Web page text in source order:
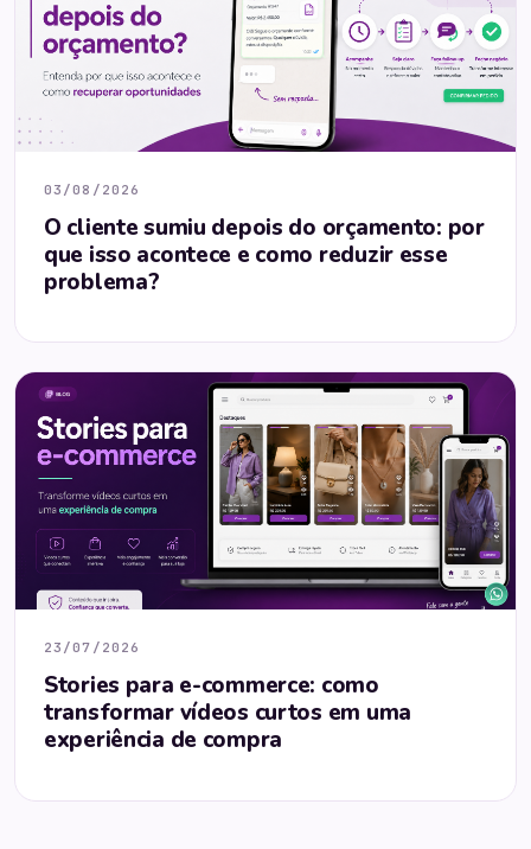
03/08/2026
O cliente sumiu depois do orçamento: por
que isso acontece e como reduzir esse
problema?
23/07/2026
Stories para e-commerce: como
transformar vídeos curtos em uma
experiência de compra